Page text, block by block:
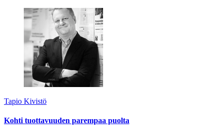
Tapio Kivistö
Kohti tuottavuuden parempaa puolta